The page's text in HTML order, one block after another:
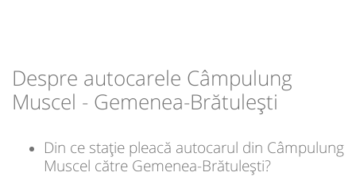
-
Despre autocarele Câmpulung
Muscel - Gemenea-Brătulești
Din ce stație pleacă autocarul din Câmpulung
Muscel către Gemenea-Brătulești?